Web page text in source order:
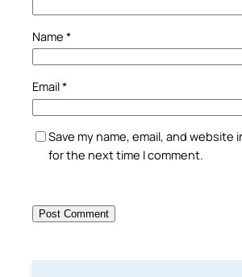
Name *
Email*
Save my name, email, and website
for the next time I comment.